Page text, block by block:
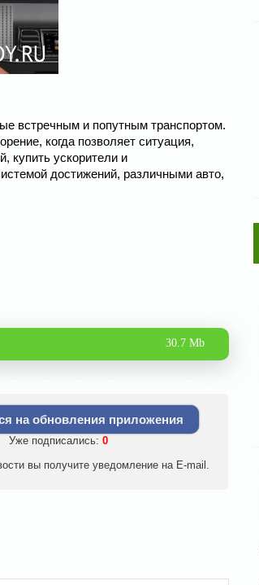
встречным и попутным транспортом.
когда позволяет ситуация,
купить ускорители и
достижений, различными авто,
30.7 Mb
на обновления приложения
Уже подписались: 0
вы получите уведомление на E-mail.